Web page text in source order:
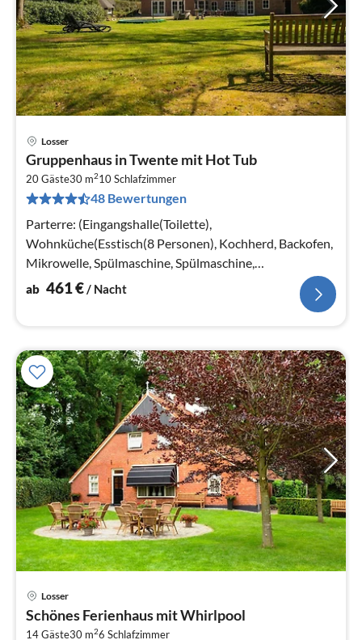
Losser
Gruppenhaus in Twente mit Hot Tub
20 Gäste30 m210Schlafzimmer
48 Bewertungen
Parterre: (Eingangshalle(Toilette),
Wohnküche(Esstisch(8 Personen), Kochherd, Backofen,
Mikrowelle, Spülmaschine, Spülmaschine,
Tiefkühlschrank)
ab 461€/ Nacht
Losser
Schönes Ferienhaus mit Whirlpool
14 Gäste30 m26 Schlafzimmer